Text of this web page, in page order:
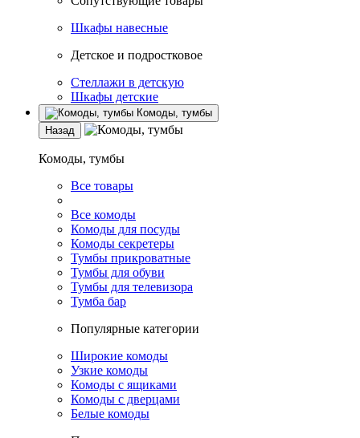
Шкафы навесные
Детское и подростковое
Стеллажи в детскую
Шкафы детские
Комоды, тумбы
Назад
Комоды, тумбы
Все товары
Все комоды
Комоды для посуды
Комоды секретеры
Тумбы прикроватные
Тумбы для обуви
Тумбы для телевизора
Тумба бар
Популярные категории
Широкие комоды
Узкие комоды
Комоды с ящиками
Комоды с дверцами
Белые комоды